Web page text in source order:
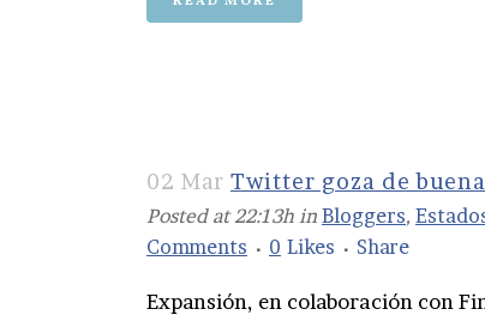
02 Mar Twitter goza de
Posted at 22:13h in Bloggers,
Comments
0 Likes Share
Expansión, en colaboración con